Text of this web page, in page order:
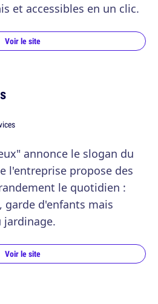
et accessibles en un clic.
Voir le site
annonce le slogan du
l'entreprise propose des
le quotidien :
garde d'enfants mais
jardinage.
Voir le site